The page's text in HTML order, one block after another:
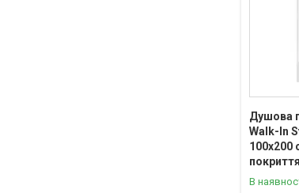
Душова
Walk-In
100х200
В